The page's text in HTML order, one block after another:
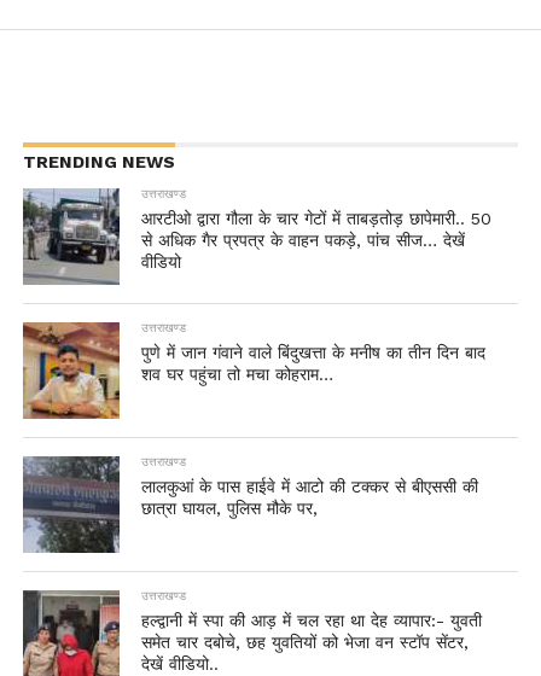
TRENDING NEWS
उत्तराखण्ड
आरटीओ द्वारा गौला के चार गेटों में ताबड़तोड़ छापेमारी.. 50
से अधिक गैर प्रपत्र के वाहन पकड़े, पांच सीज… देखें
वीडियो
उत्तराखण्ड
पुणे में जान गंवाने वाले बिंदुखत्ता के मनीष का तीन दिन बाद
शव घर पहुंचा तो मचा कोहराम…
उत्तराखण्ड
लालकुआं के पास हाईवे में आटो की टक्कर से बीएससी की
छात्रा घायल, पुलिस मौके पर,
उत्तराखण्ड
हल्द्वानी में स्पा की आड़ में चल रहा था देह व्यापार:- युवती
समेत चार दबोचे, छह युवतियों को भेजा वन स्टॉप सेंटर,
देखें वीडियो..